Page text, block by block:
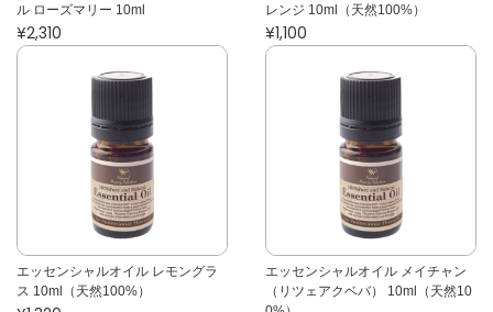
ル ローズマリー 10ml
¥2,310
レンジ 10ml（天然100%）
¥1,100
エッセンシャルオイル レモングラ
ス 10ml（天然100%）
エッセンシャルオイル メイチャン
（リツェアクベバ） 10ml（天然10